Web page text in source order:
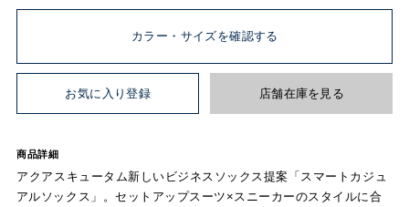
カラー・サイズを確認する
お気に入り登録 店舗在庫を見る
商品詳細
アクアスキュータム新しいビジネスソックス提案「スマートカジュ
アルソックス」。セットアップスーツ×スニーカーのスタイルに合